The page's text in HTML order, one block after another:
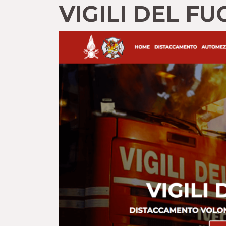
VIGILI DEL